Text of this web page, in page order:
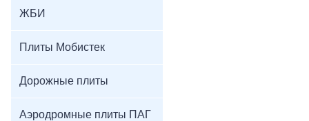
ЖБИ
Плиты Мобистек
Дорожные плиты
Аэродромные плиты ПАГ